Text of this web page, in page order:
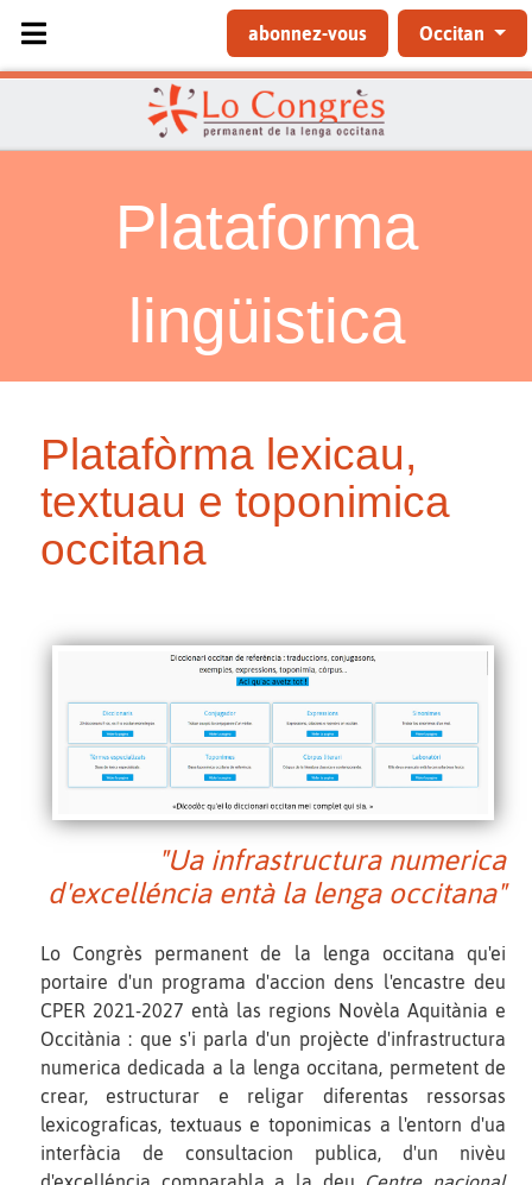
Sélectionnez votre langue
abonnez-vous Occitan
Plataforma
lingüistica
Platafòrma lexicau,
textuau e toponimica
occitana
"Ua infrastructura numerica
d'excelléncia entà la lenga occitana"
Lo Congrès permanent de la lenga occitana qu'ei
portaire d'un programa d'accion dens l'encastre deu
CPER 2021-2027 entà las regions Novèla Aquitània e
Occitània : que s'i parla d'un projècte d'infrastructura
numerica dedicada a la lenga occitana, permetent de
crear, estructurar e religar diferentas ressorsas
lexicograficas, textuaus e toponimicas a l'entorn d'ua
interfàcia de consultacion publica, d'un nivèu